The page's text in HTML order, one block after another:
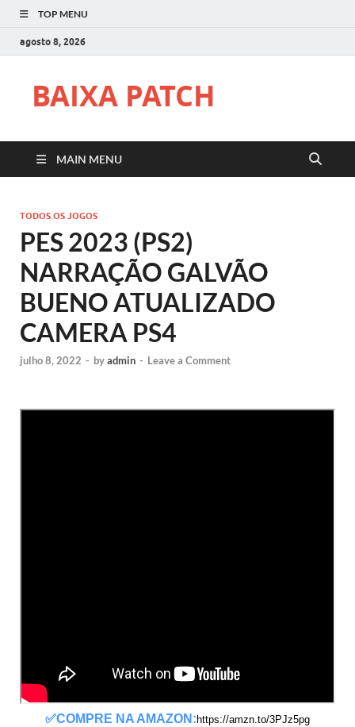
TOP MENU
agosto 8, 2026
BAIXA PATCH
MAIN MENU
TODOS OS JOGOS
PES 2023 (PS2)
NARRAÇÃO GALVÃO
BUENO ATUALIZADO
CAMERA PS4
julho 8, 2022 - byadmin - Leave a Comment
✅COMPRE NA AMAZON : https://amzn.to/3PJz5pg